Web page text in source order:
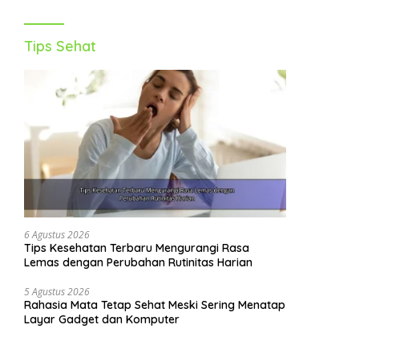
Tips Sehat
6 Agustus 2026
Tips Kesehatan Terbaru Mengurangi Rasa
Lemas dengan Perubahan Rutinitas Harian
5 Agustus 2026
Rahasia Mata Tetap Sehat Meski Sering Menatap
Layar Gadget dan Komputer